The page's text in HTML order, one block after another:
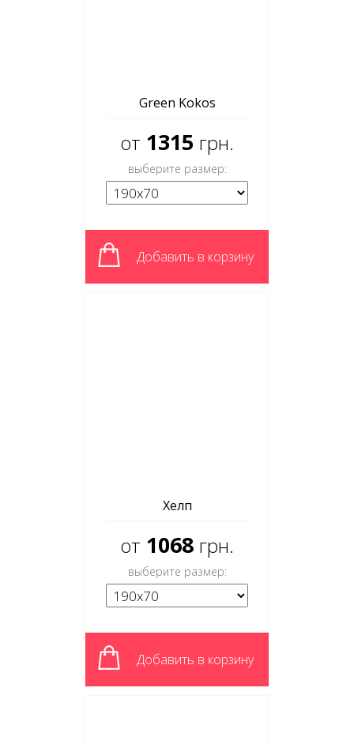
Green Kokos
от 1315 грн.
выберите размер:
Добавить в корзину
Хелп
от 1068 грн.
выберите размер:
Добавить в корзину